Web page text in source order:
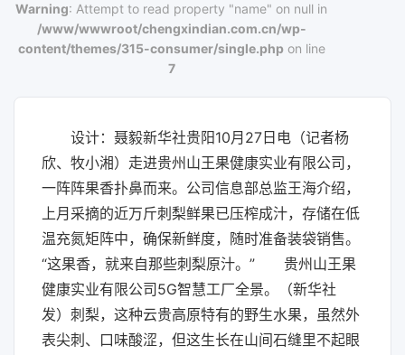
Warning: Attempt to read property "name" on null in
/www/wwwroot/chengxindian.com.cn/wp-
content/themes/315-consumer/single.phpon line
7
设计：聂毅新华社贵阳10月27日电（记者杨
欣、牧小湘）走进贵州山王果健康实业有限公司，
一阵阵果香扑鼻而来。公司信息部总监王海介绍，
上月采摘的近万斤刺梨鲜果已压榨成汁，存储在低
温充氮矩阵中，确保新鲜度，随时准备装袋销售。
“这果香，就来自那些刺梨原汁。” 贵州山王果
健康实业有限公司5G智慧工厂全景。（新华社
发）刺梨，这种云贵高原特有的野生水果，虽然外
表尖刺、口味酸涩，但这生长在山间石缝里不起眼